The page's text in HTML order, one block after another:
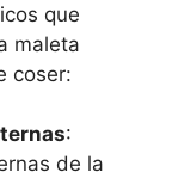
que
maleta
coser:
:
de la